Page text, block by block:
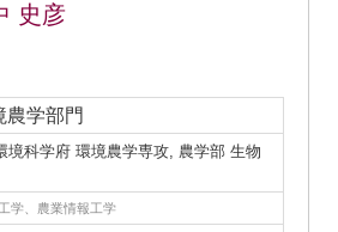
史彦
農学部門
境科学府 環境農学専攻, 農学部 生物
学、農業情報工学